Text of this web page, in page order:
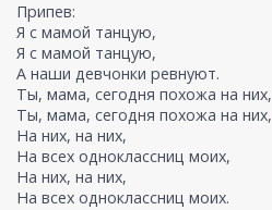
Припев:
Я с мамой танцую,
Я с мамой танцую,
А наши девчонки ревнуют.
Ты, мама, сегодня похожа на них,
Ты, мама, сегодня похожа на них,
На них, на них,
На всех одноклассниц моих,
На них, на них,
На всех одноклассниц моих.